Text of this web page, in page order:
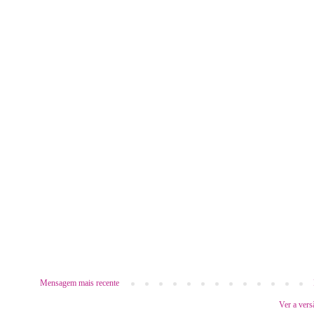
Mensagem mais recente
Ver a